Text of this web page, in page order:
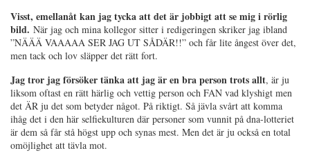
Visst, emellanåt kan jag tycka att det är jobbigt att se mig i rörlig
bild. När jag och mina kollegor sitter i redigeringen skriker jag ibland
”NÄÄÄ VAAAAA SER JAG UT SÅDÄR!!” och får lite ångest över det,
men tack och lov släpper det rätt fort.
Jag tror jag försöker tänka att jag är en bra person trots allt, är ju
liksom oftast en rätt härlig och vettig person och FAN vad klyshigt men
det ÄR ju det som betyder något. På riktigt. Så jävla svårt att komma
ihåg det i den här selfiekulturen där personer som vunnit på dna-lotteriet
är dem så får stå högst upp och synas mest. Men det är ju också en total
omöjlighet att tävla mot.